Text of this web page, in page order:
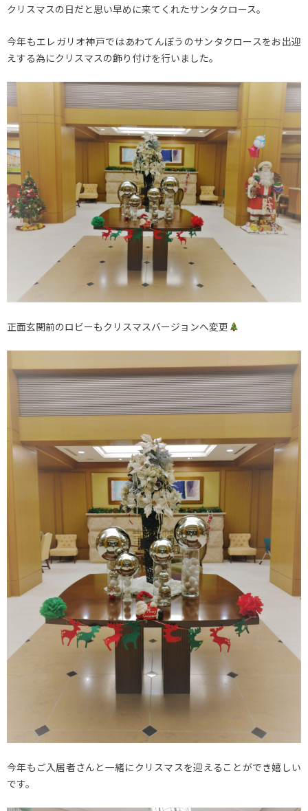
クリスマスの日だと思い早めに来てくれたサンタクロース。
今年もエレガリオ神戸ではあわてんぼうのサンタクロースをお出迎
えする為にクリスマスの飾り付けを行いました。
正面玄関前のロビーもクリスマスバージョンへ変更
今年もご入居者さんと一緒にクリスマスを迎えることができ嬉しい
です。